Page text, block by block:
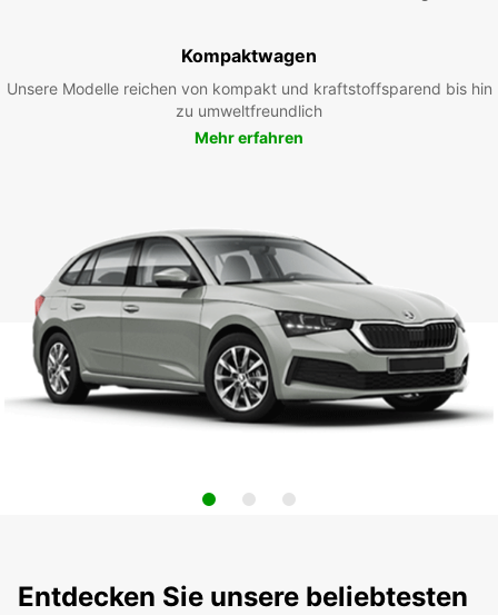
Kompaktwagen
Unsere Modelle reichen von kompakt und kraftstoffsparend bis hin
zu umweltfreundlich
Mehr erfahren
Entdecken Sie unsere beliebtesten